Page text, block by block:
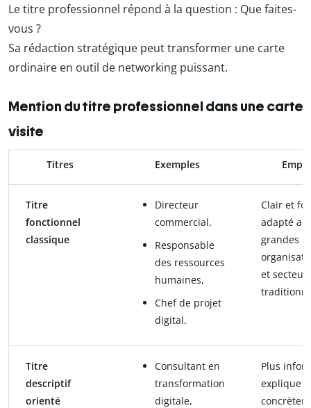
Le titre professionnel répond à la question : Que faites-
vous ?
Sa rédaction stratégique peut transformer une carte
ordinaire en outil de networking puissant.
Mention du titre professionnel dans une carte
visite
Titres Exemples
Titre
fonctionnel
classique
Directeur
commercial,
Responsable
des ressources
humaines,
Chef de projet
digital.
Clair et
adapté
grandes
et
Titre
descriptif
orienté
Consultant en
transformation
digitale,
Plus
explique